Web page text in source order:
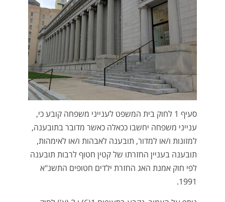
סעיף 1 לחוק בית המשפט לענייני משפחה קובע כי,
ענייני משפחה יחשבו ככאלה כאשר מדובר בתובענה,
למזונות ו/או למדור, תובענה לאבהות ו/או לאימהות,
תובענה בעניין החזרתו של קטין חטוף לרבות תובענה
לפי חוק אמנת האג החזרת ילדים חטופים התשנ"א
1991.